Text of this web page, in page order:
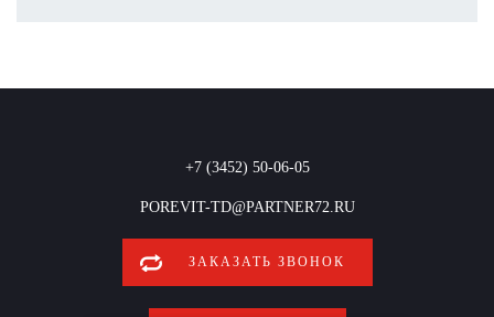
+7 (3452) 50-06-05
POREVIT-TD@PARTNER72.RU
ЗАКАЗАТЬ ЗВОНОК